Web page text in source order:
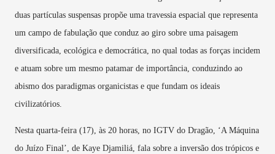
duas partículas suspensas propõe uma travessia espacial que representa
um campo de fabulação que conduz ao giro sobre uma paisagem
diversificada, ecológica e democrática, no qual todas as forças incidem
e atuam sobre um mesmo patamar de importância, conduzindo ao
abismo dos paradigmas organicistas e que fundam os ideais
civilizatórios.
Nesta quarta-feira (17), às 20 horas, no IGTV do Dragão, ‘A Máquina
do Juízo Final’, de Kaye Djamiliá, fala sobre a inversão dos trópicos e